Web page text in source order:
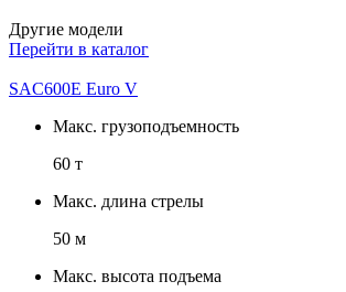
Другие модели
Перейти в каталог
SAC600E Euro V
Макс. грузоподъемность
60 т
Макс. длина стрелы
50 м
Макс. высота подъема